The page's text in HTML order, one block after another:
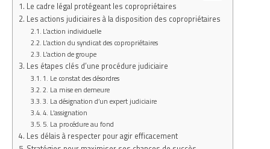
Le cadre légal protégeant les copropriétaires
Les actions judiciaires à la disposition des copropriétaires
L’action individuelle
L’action du syndicat des copropriétaires
L’action de groupe
Les étapes clés d’une procédure judiciaire
1. Le constat des désordres
2. La mise en demeure
3. La désignation d’un expert judiciaire
4. L’assignation
5. La procédure au fond
Les délais à respecter pour agir efficacement